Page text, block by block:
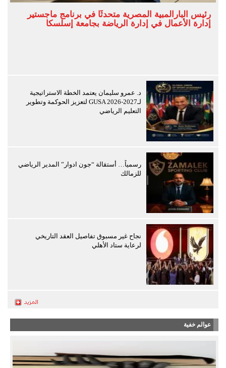
رئيس البارالمبية المصرية متحدثًا في برنامج ماجستير
إدارة الأعمال في إدارة الرياضة بجامعة إسلسكا
د. عمرو سليمان يعتمد الخطة الاستراتيجية
لـGUSA 2026-2027 لتعزيز الحوكمة وتطوير
التعليم الرياضي
رسمياً… أستقالة “جون ادوار” المدير الرياضي
للزمالك
نجاح غير مسبوق تفاصيل العقد التاريخي
لرعاية ستاد الأهلي
عوالم خفية